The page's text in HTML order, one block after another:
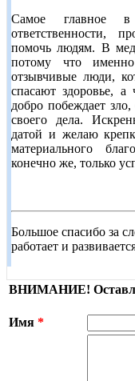
Самое главное
ответственности,
помочь людям. В
потому что
отзывчивые люди,
спасают здоровье,
добро побеждает зло,
своего дела.
датой и желаю
материального
конечно же, только
Большое спасибо за
работает и
ВНИМАНИЕ!
Имя *